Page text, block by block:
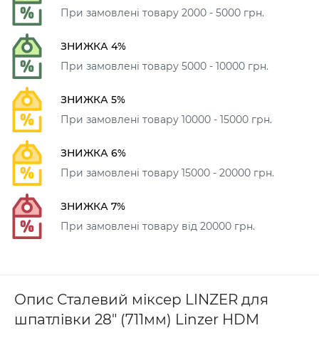
При замовлені товару 2000 - 5000 грн.
ЗНИЖКА 4%
При замовлені товару 5000 - 10000 грн.
ЗНИЖКА 5%
При замовлені товару 10000 - 15000 грн.
ЗНИЖКА 6%
При замовлені товару 15000 - 20000 грн.
ЗНИЖКА 7%
При замовлені товару від 20000 грн.
Опис Сталевий міксер LINZER для
шпатлівки 28" (711мм) Linzer HDM